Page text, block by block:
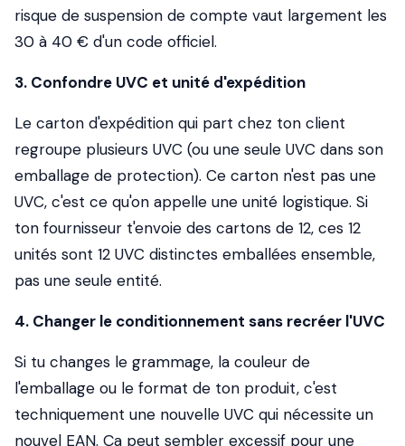
risque de suspension de compte vaut largement les
30 à 40 € d'un code officiel.
3. Confondre UVC et unité d'expédition
Le carton d'expédition qui part chez ton client
regroupe plusieurs UVC (ou une seule UVC dans son
emballage de protection). Ce carton n'est pas une
UVC, c'est ce qu'on appelle une unité logistique. Si
ton fournisseur t'envoie des cartons de 12, ces 12
unités sont 12 UVC distinctes emballées ensemble,
pas une seule entité.
4. Changer le conditionnement sans recréer l'UVC
Si tu changes le grammage, la couleur de
l'emballage ou le format de ton produit, c'est
techniquement une nouvelle UVC qui nécessite un
nouvel EAN. Ça peut sembler excessif pour une